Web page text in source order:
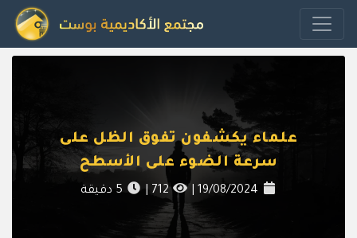
علماء يكشفون تفوق الظل على
سرعة الضوء على الأسطح
19/08/2024
712
5 دقيقة